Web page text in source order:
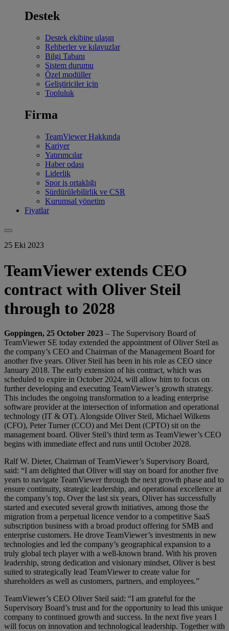
Destek
Destek ekibine ulaşın
Rehberler ve kılavuzlar
Bilgi Tabanı
Sistem durumu
Özel modüller
Geliştiriciler için
Topluluk
Firma
TeamViewer Hakkında
Kariyer
Yatırımcılar
Haber odası
Liderlik
Spor iş ortaklığı
Sürdürülebilirlik ve CSR
Kurumsal yönetim
Fiyatlar
25 Eki 2023
TeamViewer extends CEO
contract with Oliver Steil
through to 2028
Goppingen, 25 October 2023 – The Supervisory Board of
TeamViewer SE today extended the appointment of Oliver Steil as
the company’s CEO and Chairman of the Management Board for
another five years. Oliver Steil has been in his role as CEO since
January 2018. The early extension of his contract, which was
scheduled to expire in October 2024, will allow him to focus on
further developing and executing TeamViewer’s growth strategy.
This includes the ongoing transformation to a leading enterprise
software provider at the intersection of information and operational
technology (IT & OT). Alongside Oliver Steil, Michael Wilkens
(CFO), Peter Turner (CCO) and Mei Dent (CPTO) sit on the
management board. Oliver Steil’s third term as TeamViewer’s CEO
begins with immediate effect and runs until October 2028.
Ralf W. Dieter, Chairman of TeamViewer’s Supervisory Board,
said: “I am delighted that Oliver will stay on board for another five
years to navigate TeamViewer through the next growth phase and to
ensure continuity, strategic leadership, and operational excellence at
the company’s top. Over the last six years, Oliver has successfully
started and executed several growth initiatives, among those the
migration from a perpetual licence vendor to a competitive SaaS
subscription business with a broad product offering for SMB and
enterprise customers. He drove TeamViewer’s investments in new
technologies and led the company’s geographical expansion to a
truly global tech player with a well-known brand. With his proven
leadership, strong dedication and visionary mindset, Oliver is best
suited to strategically lead TeamViewer to create value for
shareholders as well as customers, partners, and employees.”
TeamViewer’s CEO Oliver Steil said: “I am grateful for the
Supervisory Board’s trust and for the opportunity to lead this unique
company to continued growth and success. In the next five years I
will focus on innovation and technological leadership. Together with